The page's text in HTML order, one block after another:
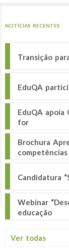
NOTÍCIAS RECENTES
Transição
EduQA
EduQA apoia
for
Brochura
competências
Candidatura
Webinar
educação
Ver todas